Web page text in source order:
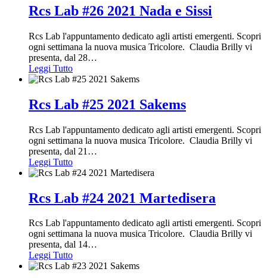
Rcs Lab #26 2021 Nada e Sissi
Rcs Lab l'appuntamento dedicato agli artisti emergenti. Scopri
ogni settimana la nuova musica Tricolore. Claudia Brilly vi
presenta, dal 28…
Leggi Tutto
Rcs Lab #25 2021 Sakems
Rcs Lab l'appuntamento dedicato agli artisti emergenti. Scopri
ogni settimana la nuova musica Tricolore. Claudia Brilly vi
presenta, dal 21 …
Leggi Tutto
Rcs Lab #24 2021 Martedisera
Rcs Lab l'appuntamento dedicato agli artisti emergenti. Scopri
ogni settimana la nuova musica Tricolore. Claudia Brilly vi
presenta, dal 14…
Leggi Tutto